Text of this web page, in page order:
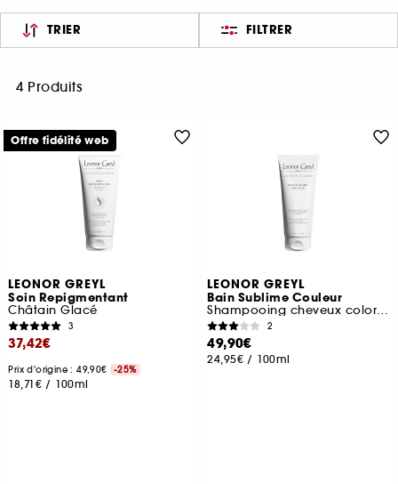
TRIER FILTRER
4 Produits
LEONOR GREYL
Soin Repigmentant
Châtain Glacé
3
37,42€
Prix d'origine : 49,90€ -25%
18,71€ / 100ml
Offre fidélité web
LEONOR GREYL
Bain Sublime Couleur
Shampooing cheveux colorés
2
49,90€
24,95€ / 100ml